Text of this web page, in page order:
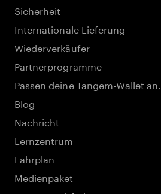
Sicherheit
Internationale Lieferung
Wiederverkäufer
Partnerprogramme
Passen deine Tangem-Wallet an.
Blog
Nachricht
Lernzentrum
Fahrplan
Medienpaket